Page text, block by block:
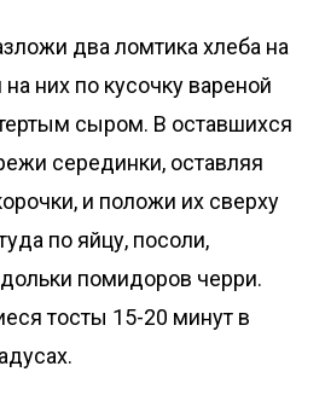
два ломтика хлеба на
них по кусочку вареной
сыром. В оставшихся
серединки, оставляя
и положи их сверху
по яйцу, посоли,
помидоров черри.
тосты 15-20 минут в